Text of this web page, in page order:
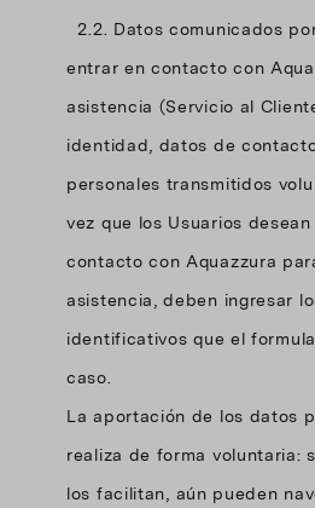
2.2. Datos comunicados
entrar en contacto con
asistencia (Servicio al
identidad, datos de
personales transmitidos
vez que los Usuarios
contacto con Aquazzura
asistencia, deben ingresar
identificativos que el
caso.
La aportación de los datos
realiza de forma voluntaria:
los facilitan, aún pueden